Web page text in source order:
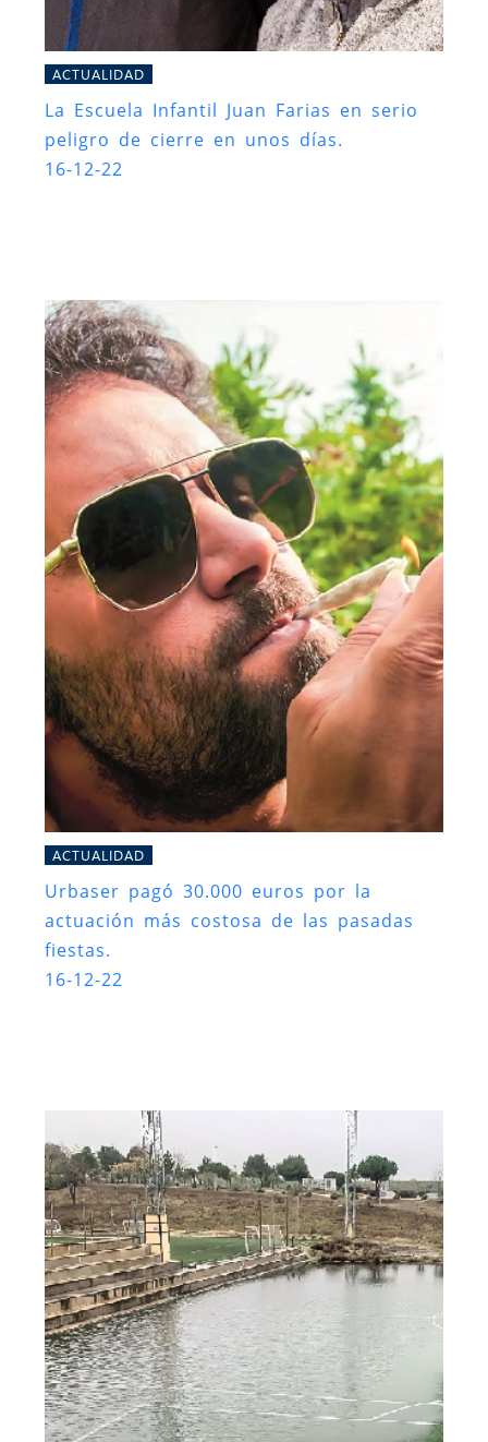
ACTUALIDAD
La Escuela Infantil Juan Farias en serio
peligro de cierre en unos días.
16-12-22
ACTUALIDAD
Urbaser pagó 30.000 euros por la
actuación más costosa de las pasadas
fiestas.
16-12-22